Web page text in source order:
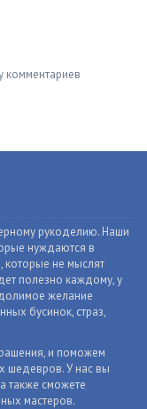
комментариев
рукоделию. Наши
нуждаются в
которые не мыслят
полезно каждому, у
желание
бусинок, страз,
и поможем
шедевров. У нас вы
также сможете
мастеров.